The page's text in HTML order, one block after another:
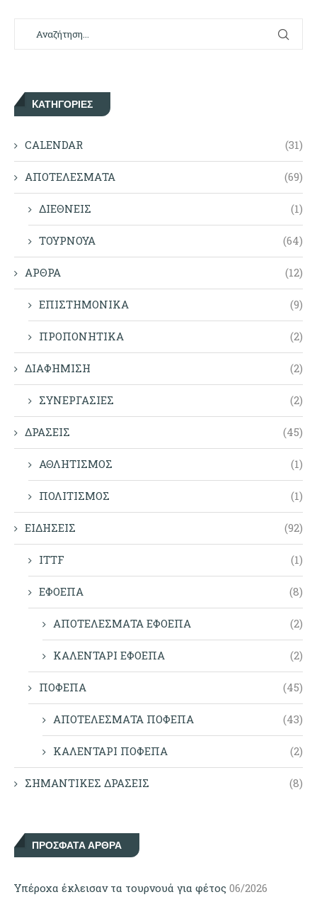
KΑΤΗΓΟΡΊΕΣ
CALENDAR (31)
ΑΠΟΤΕΛΕΣΜΑΤΑ (69)
ΔΙΕΘΝΕΙΣ (1)
ΤΟΥΡΝΟΥΑ (64)
ΑΡΘΡΑ (12)
ΕΠΙΣΤΗΜΟΝΙΚΑ (9)
ΠΡΟΠΟΝΗΤΙΚΑ (2)
ΔΙΑΦΗΜΙΣΗ (2)
ΣΥΝΕΡΓΑΣΙΕΣ (2)
ΔΡΑΣΕΙΣ (45)
ΑΘΛΗΤΙΣΜΟΣ (1)
ΠΟΛΙΤΙΣΜΟΣ (1)
ΕΙΔΗΣΕΙΣ (92)
ITTF (1)
ΕΦΟΕΠΑ (8)
ΑΠΟΤΕΛΕΣΜΑΤΑ ΕΦΟΕΠΑ (2)
ΚΑΛΕΝΤΑΡΙ ΕΦΟΕΠΑ (2)
ΠΟΦΕΠΑ (45)
ΑΠΟΤΕΛΕΣΜΑΤΑ ΠΟΦΕΠΑ (43)
ΚΑΛΕΝΤΑΡΙ ΠΟΦΕΠΑ (2)
ΣΗΜΑΝΤΙΚΕΣ ΔΡΑΣΕΙΣ (8)
ΠΡΌΣΦΑΤΑ ΆΡΘΡΑ
Υπέροχα έκλεισαν τα τουρνουά για φέτος 06/2026